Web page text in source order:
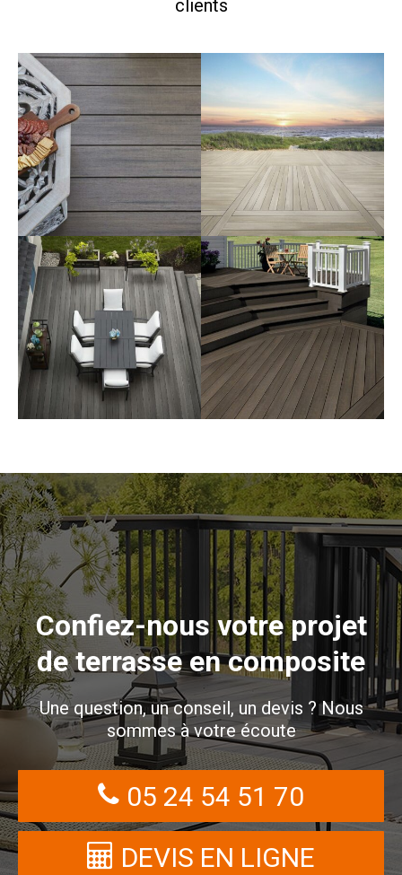
clients
Confiez-nous votre projet
de terrasse en composite
Une question, un conseil, un devis ? Nous
sommes à votre écoute
05 24 54 51 70
DEVIS EN LIGNE